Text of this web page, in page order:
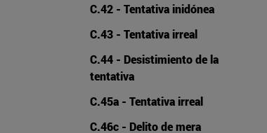
C.42 - Tentativa inidónea
C.43 - Tentativa irreal
C.44 - Desistimiento de la
tentativa
C.45a - Tentativa irreal
C.46c - Delito de mera